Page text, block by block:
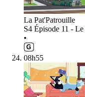
La Pat'Patrouille
S4 Épisode 11 -
•
08h55